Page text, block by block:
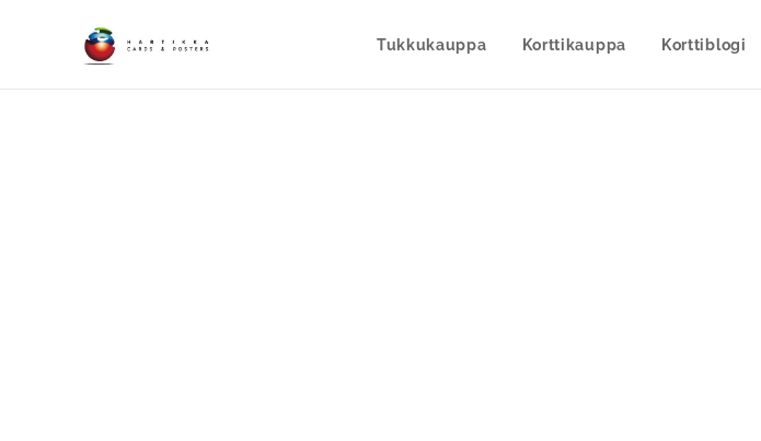
Tukkukauppa Korttikauppa Korttiblogi